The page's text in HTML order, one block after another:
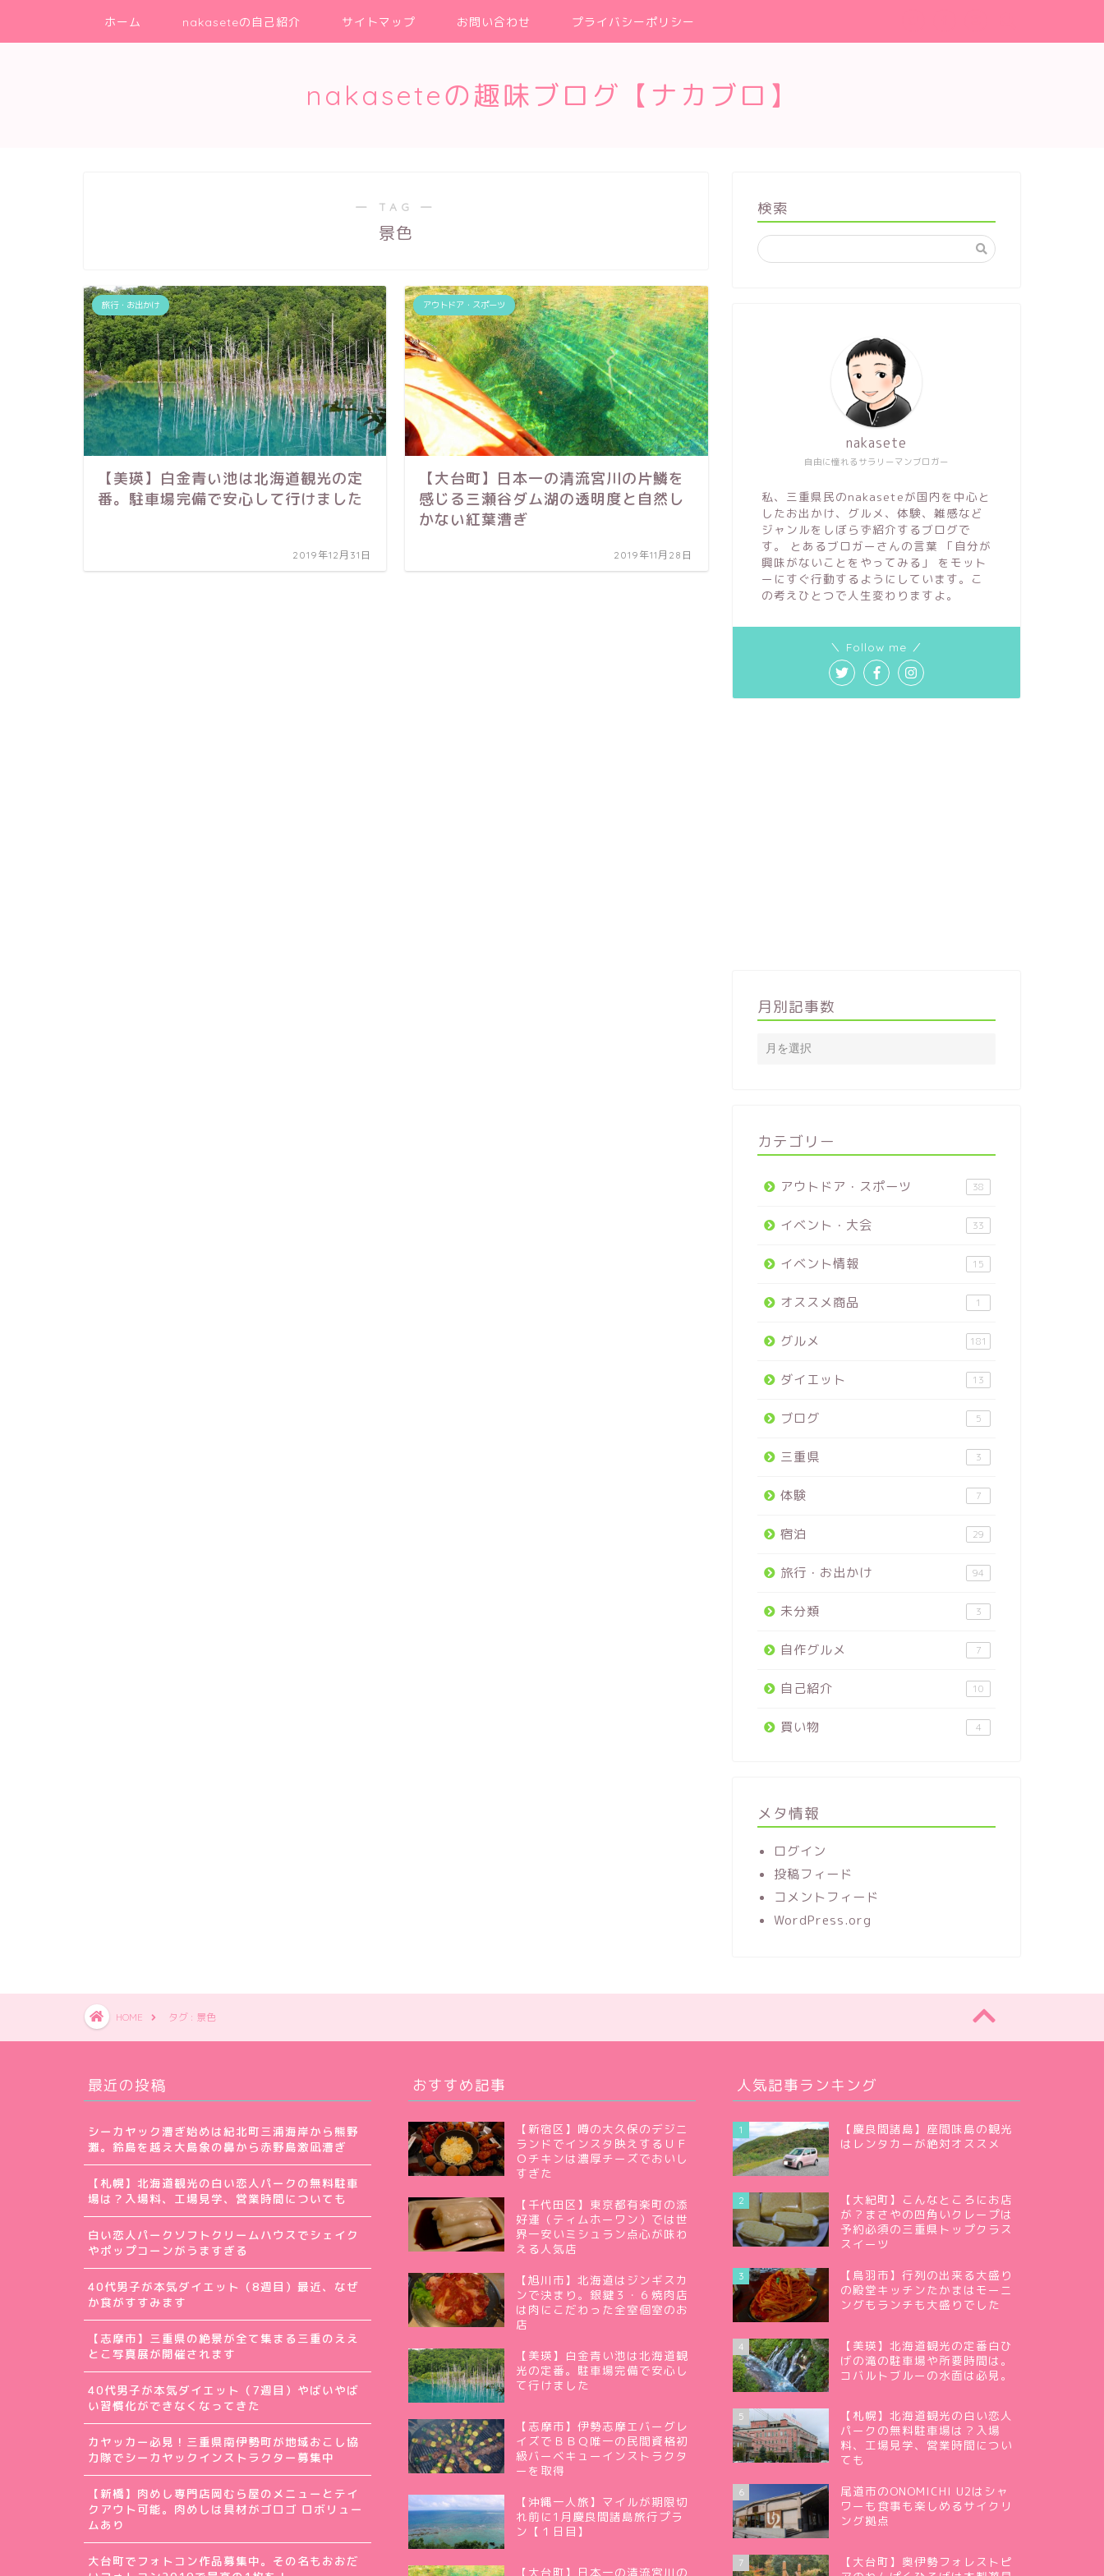
ホーム nakaseteの自己紹介 サイトマップ お問い合わせ プライバシーポリシー
nakaseteの趣味ブログ【ナカブロ】
― TAG ―
景色
旅行・お出かけ
【美瑛】白金青い池は北海道観光の定
番。駐車場完備で安心して行けました
2019年12月31日
アウトドア・スポーツ
【大台町】日本一の清流宮川の片鱗を
感じる三瀬谷ダム湖の透明度と自然し
かない紅葉漕ぎ
2019年11月28日
検索
自由に憧れるサラリーマンブロガー
nakasete
私、三重県民のnakaseteが国内を中心と
したお出かけ、グルメ、体験、雑感など
ジャンルをしぼらず紹介するブログで
す。 とあるブロガーさんの言葉 「自分が
興味がないことをやってみる」 をモット
ーにすぐ行動するようにしています。こ
の考えひとつで人生変わりますよ。
＼ Follow me ／
月別記事数
カテゴリー
アウトドア・スポーツ 38
イベント・大会 33
イベント情報 15
オススメ商品 1
グルメ 181
ダイエット 13
ブログ 5
三重県 3
体験 7
宿泊 29
旅行・お出かけ 94
未分類 3
自作グルメ 7
自己紹介 10
買い物 4
メタ情報
ログイン
投稿フィード
コメントフィード
WordPress.org
HOME タグ : 景色
最近の投稿
シーカヤック漕ぎ始めは紀北町三浦海岸から熊野
灘。鈴島を越え大島象の鼻から赤野島激凪漕ぎ
【札幌】北海道観光の白い恋人パークの無料駐車
場は？入場料、工場見学、営業時間についても
白い恋人パークソフトクリームハウスでシェイク
やポップコーンがうますぎる
40代男子が本気ダイエット（8週目）最近、なぜ
か食がすすみます
【志摩市】三重県の絶景が全て集まる三重のええ
とこ写真展が開催されます
40代男子が本気ダイエット（7週目）やばいやば
い習慣化ができなくなってきた
カヤッカー必見！三重県南伊勢町が地域おこし協
力隊でシーカヤックインストラクター募集中
【新橋】肉めし専門店岡むら屋のメニューとテイ
クアウト可能。肉めしは具材がゴロゴ ロボリュー
ムあり
大台町でフォトコン作品募集中。その名もおおだ
おすすめ記事
【新宿区】噂の大久保のデジニ
ランドでインスタ映えするＵＦ
Ｏチキンは濃厚チーズでおいし
すぎた
【千代田区】東京都有楽町の添
好運（ティムホーワン）では世
界一安いミシュラン点心が味わ
える人気店
【旭川市】北海道はジンギスカ
ンで決まり。銀鍵３・６焼肉店
は肉にこだわった全室個室のお
店
【美瑛】白金青い池は北海道観
光の定番。駐車場完備で安心し
て行けました
【志摩市】伊勢志摩エバーグレ
イズでＢＢＱ唯一の民間資格初
級バーベキューインストラクタ
ーを取得
【沖縄一人旅】マイルが期限切
れ前に1月慶良間諸島旅行プラ
ン【１日目】
【大台町】日本一の清流宮川の
人気記事ランキング
1
【慶良間諸島】座間味島の観光
はレンタカーが絶対オススメ
2
【大紀町】こんなところにお店
が？まさやの四角いクレープは
予約必須の三重県トップクラス
スイーツ
3
【鳥羽市】行列の出来る大盛り
の殿堂キッチンたかまはモーニ
ングもランチも大盛りでした
4
【美瑛】北海道観光の定番白ひ
げの滝の駐車場や所要時間は。
コバルトブルーの水面は必見。
5
【札幌】北海道観光の白い恋人
パークの無料駐車場は？入場
料、工場見学、営業時間につい
ても
6
尾道市のONOMICHI U2はシャ
ワーも食事も楽しめるサイクリ
ング拠点
7
【大台町】奥伊勢フォレストピ